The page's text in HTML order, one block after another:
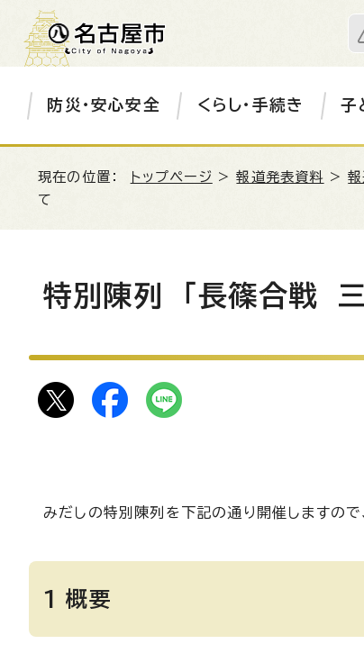
防災・安心安全 くらし・手続き 子
現在の位置： トップページ >報道発表資料 >報
て
特別陳列 「長篠合戦
みだしの特別陳列を下記の通り開催しますの
1 概要